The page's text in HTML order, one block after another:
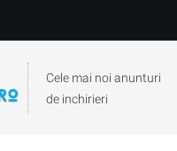
Cele mai noi anunturi
de inchirieri